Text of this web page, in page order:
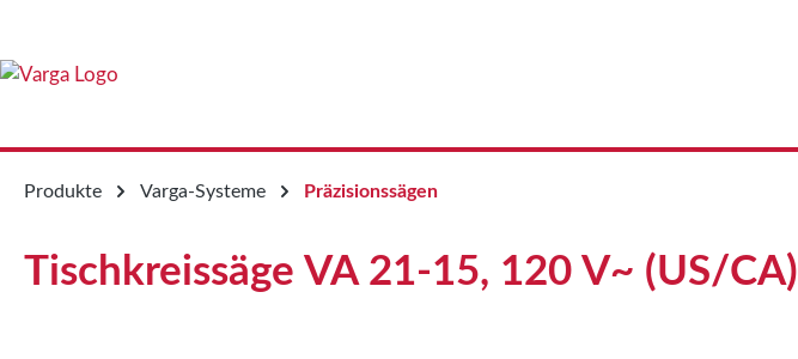
Produkte Varga-Systeme Präzisionssägen
Tischkreissäge VA 21-15, 120 V~ (US/CA)